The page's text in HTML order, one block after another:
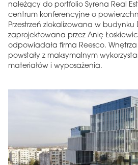
należący do portfolio Syrena Real
centrum konferencyjne o
Przestrzeń zlokalizowana w budynku
zaprojektowana przez Anię
odpowiadała firma Reesco. Wnętrza
powstały z maksymalnym
materiałów i wyposażenia.